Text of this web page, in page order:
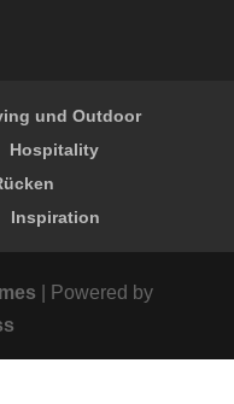
und Outdoor
Hospitality
Inspiration
| Powered by